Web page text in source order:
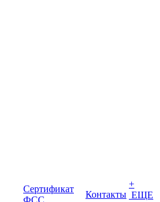
Сертификат
ФСС
Контакты
+
ЕЩЕ